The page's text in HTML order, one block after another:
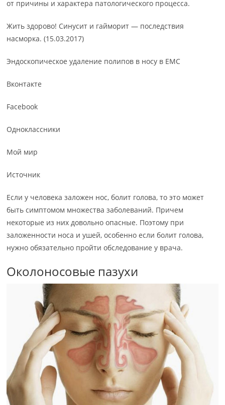
от причины и характера патологического процесса.
Жить здорово! Синусит и гайморит — последствия
насморка. (15.03.2017)
Эндоскопическое удаление полипов в носу в ЕМС
Вконтакте
Facebook
Одноклассники
Мой мир
Источник
Если у человека заложен нос, болит голова, то это может
быть симптомом множества заболеваний. Причем
некоторые из них довольно опасные. Поэтому при
заложенности носа и ушей, особенно если болит голова,
нужно обязательно пройти обследование у врача.
Околоносовые пазухи